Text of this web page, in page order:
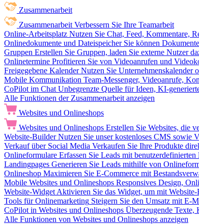
Zusammenarbeit
Zusammenarbeit Verbessern Sie Ihre Teamarbeit
Online-Arbeitsplatz Nutzen Sie Chat, Feed, Kommentare,
Onlinedokumente und Dateispeicher Sie können
Gruppen Erstellen Sie Gruppen, laden Sie externe Nutzer
Onlinetermine Profitieren Sie von Videoanrufen und
Freigegebene Kalender Nutzen Sie Unternehmenskalender
Mobile Kommunikation Team-Messenger, Videoanrufe,
CoPilot im Chat Unbegrenzte Quelle für Ideen, KI-
Alle Funktionen der Zusammenarbeit anzeigen
Websites und Onlineshops
Websites und Onlineshops Erstellen Sie Websites, die
Website-Builder Nutzen Sie unser kostenloses CMS sowie
Verkauf über Social Media Verkaufen Sie Ihre Produkte
Onlineformulare Erfassen Sie Leads mit
Landingpages Generieren Sie Leads mithilfe von
Onlineshop Maximieren Sie E-Commerce mit
Mobile Websites und Onlineshops Responsives Design,
Website-Widget Aktivieren Sie das Widget, um mit
Tools für Onlinemarketing Steigern Sie den Umsatz mit E-
CoPilot in Websites und Onlineshops Überzeugende Texte,
Alle Funktionen von Websites und Onlineshops anzeigen